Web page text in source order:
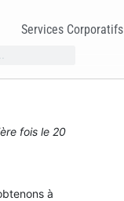
Services Corporatifs
fois le 20
à